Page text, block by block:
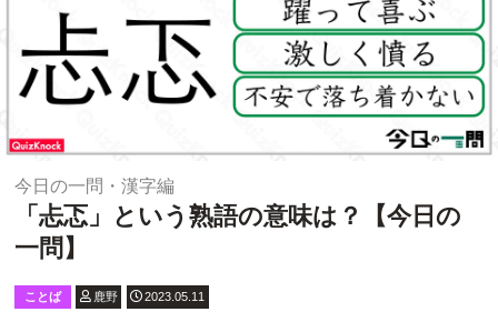
今日の一問・漢字編
「忐忑」という熟語の意味は？【今日の
一問】
ことば 鹿野 2023.05.11